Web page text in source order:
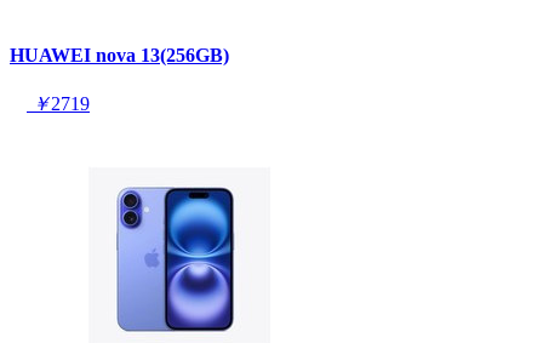
HUAWEI nova 13(256GB)
￥2719